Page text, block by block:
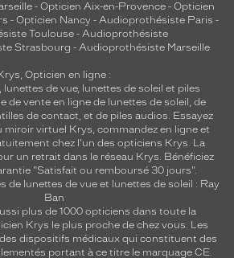
- Opticien Aix-en-Provence - Opticien
- Opticien Nancy - Audioprothésiste Paris -
Toulouse- Audioprothésiste
Strasbourg - Audioprothésiste Marseille
Opticien en ligne :
, lunettes de vue, lunettes de soleil et piles
de vente en ligne de lunettes de soleil, de
de contact, et de piles audios. Essayez
miroir virtuel Krys, commandez en ligne et
chez l'un des opticiens Krys. La
un retrait dans le réseau Krys. Bénéficiez
"Satisfait ou remboursé 30 jours".
de lunettes de vue et lunettes de soleil : Ray
Ban
plus de 1000 opticiens dans toute la
Krys le plus proche de chez vous. Les
dispositifs médicaux qui constituent des
portant à ce titre le marquage CE.